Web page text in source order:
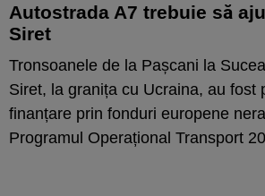
Autostrada A7 trebuie să
Siret
Tronsoanele de la Pașcani la
Siret, la granița cu Ucraina, au fost
finanțare prin fonduri europene
Programul Operațional Transport